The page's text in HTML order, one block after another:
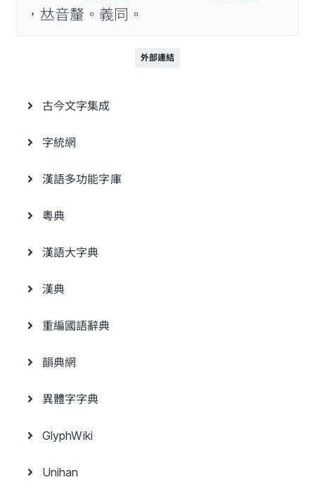
，𠀤音釐。義同。
外部連結
古今文字集成
字統網
漢語多功能字庫
粵典
漢語大字典
漢典
重編國語辭典
韻典網
異體字字典
GlyphWiki
Unihan